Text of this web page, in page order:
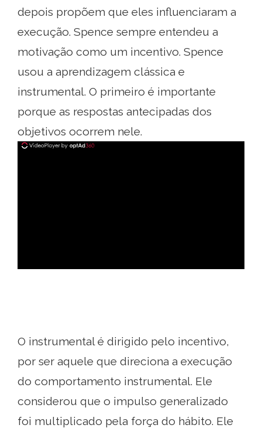
depois propõem que eles influenciaram a
execução. Spence sempre entendeu a
motivação como um incentivo. Spence
usou a aprendizagem clássica e
instrumental. O primeiro é importante
porque as respostas antecipadas dos
objetivos ocorrem nele.
O instrumental é dirigido pelo incentivo,
por ser aquele que direciona a execução
do comportamento instrumental. Ele
considerou que o impulso generalizado
foi multiplicado pela força do hábito. Ele